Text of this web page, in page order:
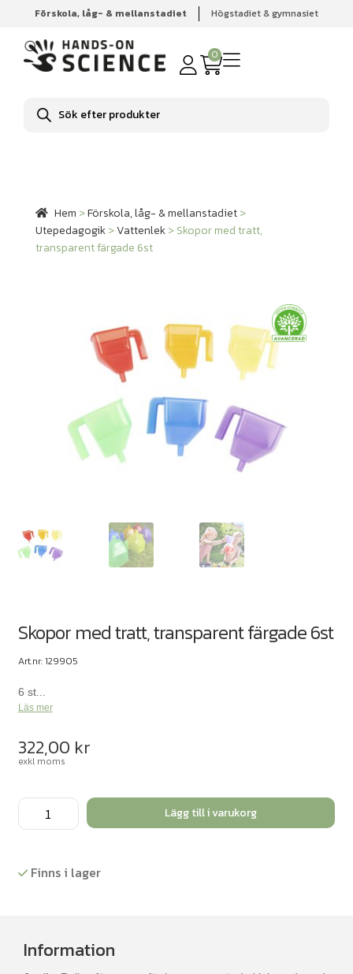
Förskola, låg- & mellanstadiet Högstadiet & gymnasiet
0
Produktsökning
Hem Förskola, låg- & mellanstadiet
Utepedagogik
Vattenlek
Skopor med tratt, transparent färgade 6st
Hem >Förskola, låg- & mellanstadiet>
Utepedagogik>Vattenlek>Skopor med tratt,
transparent färgade 6st
Skopor med tratt, transparent färgade 6st
Art.nr: 129905
6 st...
Läs mer
322,00 kr
exkl moms
Skopor
med
transparent
Lägg till i varukorg
Finns i lager
Information